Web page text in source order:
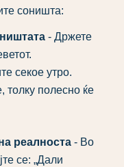
соништа:
- Држете
секое утро.
толку полесно ќе
реалноста - Во
се: „Дали